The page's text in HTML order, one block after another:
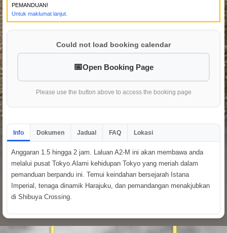
PEMANDUAN!
Untuk maklumat lanjut.
Could not load booking calendar
Open Booking Page
Please use the button above to access the booking page
Info Dokumen Jadual FAQ Lokasi
Anggaran 1.5 hingga 2 jam. Laluan A2-M ini akan membawa anda
melalui pusat Tokyo.Alami kehidupan Tokyo yang meriah dalam
pemanduan berpandu ini. Temui keindahan bersejarah Istana
Imperial, tenaga dinamik Harajuku, dan pemandangan menakjubkan
di Shibuya Crossing.